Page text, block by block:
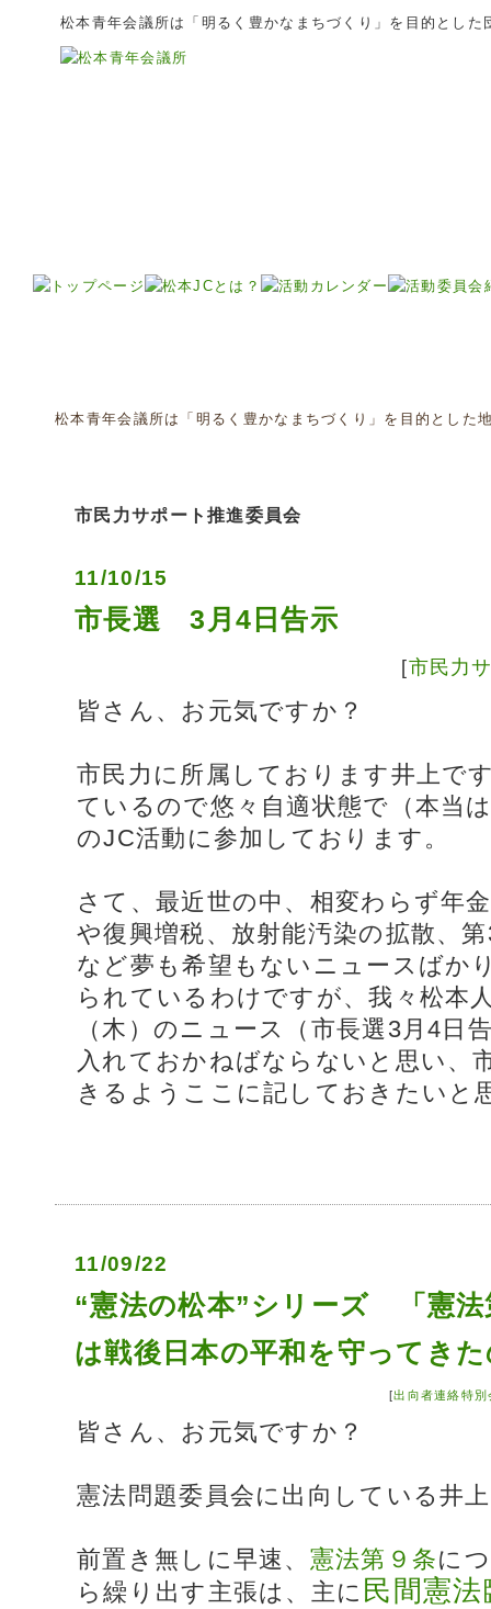
松本青年会議所は「明るく豊かなまちづくり」を目的とした
松本青年会議所は「明るく豊かなまちづくり」を目的とした
市民力サポート推進委員会
11/10/15
市長選 3月4日告示
[市民力
皆さん、お元気ですか？
市民力に所属しております井上で
ているので悠々自適状態で（本当
のJC活動に参加しております。
さて、最近世の中、相変わらず年
や復興増税、放射能汚染の拡散、
など夢も希望もないニュースばか
られているわけですが、我々松本
（木）のニュース（市長選3月4日
入れておかねばならないと思い、
きるようここに記しておきたいと
11/09/22
“憲法の松本”シリーズ 「憲
は戦後日本の平和を守って
[出向者連絡特別
皆さん、お元気ですか？
憲法問題委員会に出向している井
前置き無しに早速、 憲法第９条に
ら繰り出す主張は、主に 民間憲